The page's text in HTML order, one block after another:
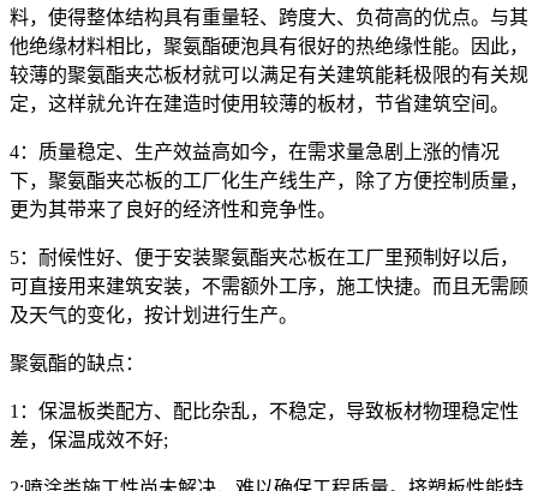
料，使得整体结构具有重量轻、跨度大、负荷高的优点。与其
他绝缘材料相比，聚氨酯硬泡具有很好的热绝缘性能。因此，
较薄的聚氨酯夹芯板材就可以满足有关建筑能耗极限的有关规
定，这样就允许在建造时使用较薄的板材，节省建筑空间。
4：质量稳定、生产效益高如今，在需求量急剧上涨的情况
下，聚氨酯夹芯板的工厂化生产线生产，除了方便控制质量，
更为其带来了良好的经济性和竞争性。
5：耐候性好、便于安装聚氨酯夹芯板在工厂里预制好以后，
可直接用来建筑安装，不需额外工序，施工快捷。而且无需顾
及天气的变化，按计划进行生产。
聚氨酯的缺点：
1：保温板类配方、配比杂乱，不稳定，导致板材物理稳定性
差，保温成效不好;